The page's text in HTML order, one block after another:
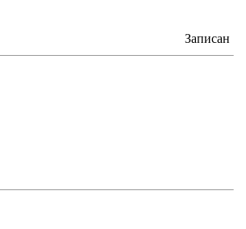
Записан